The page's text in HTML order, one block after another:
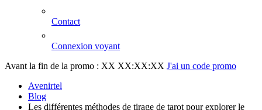
Contact
Connexion voyant
Avant la fin de la promo : XX XX:XX:XX J'ai un code promo
Avenirtel
Blog
Les différentes méthodes de tirage de tarot pour explorer le